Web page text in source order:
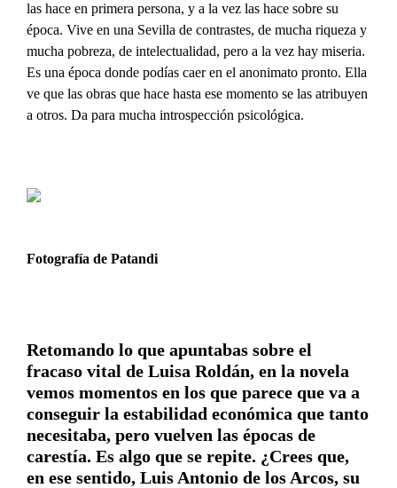
las hace en primera persona, y a la vez las hace sobre su
época. Vive en una Sevilla de contrastes, de mucha riqueza y
mucha pobreza, de intelectualidad, pero a la vez hay miseria.
Es una época donde podías caer en el anonimato pronto. Ella
ve que las obras que hace hasta ese momento se las atribuyen
a otros. Da para mucha introspección psicológica.
Fotografía de Patandi
Retomando lo que apuntabas sobre el
fracaso vital de Luisa Roldán, en la novela
vemos momentos en los que parece que va a
conseguir la estabilidad económica que tanto
necesitaba, pero vuelven las épocas de
carestía. Es algo que se repite. ¿Crees que,
en ese sentido, Luis Antonio de los Arcos, su